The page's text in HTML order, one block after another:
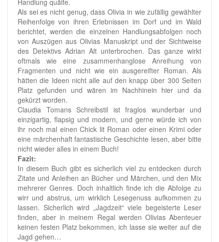
Handlung quälte.
Als sei es nicht genug, dass Olivia in wie zufällig gewählter
Reihenfolge von ihren Erlebnissen im Dorf und im Wald
berichtet, werden die einzelnen Handlungsabfolgen noch
von Auszügen aus Olivias Manuskript und der Sichtweise
des Detektivs Adrian Alt unterbrochen. Das ganze wirkt
oftmals wie eine zusammenhanglose Anreihung von
Fragmenten und nicht wie ein ausgereifter Roman. Als
hätten die Ideen nicht alle auf den knapp über 300 Seiten
Platz gefunden und wären im Nachhinein hier und da
gekürzt worden.
Claudia Tomans Schreibstil ist fraglos wunderbar und
einzigartig, flapsig und modern, und gerne würde ich von
ihr noch mal einen Chick lit Roman oder einen Krimi oder
eine märchenhaft fantastische Geschichte lesen, aber bitte
nicht wieder alles in einem Buch!
Fazit:
In diesem Buch gibt es sicherlich viel zu entdecken durch
Zitate und Anleihen an Bücher und Märchen, und den Mix
mehrerer Genres. Doch inhaltlich finde ich die Abfolge zu
wirr und abstrus, um wirklich Lesegenuss aufkommen zu
lassen. Sicherlich wird „Jagdzeit“ viele begeisterte Leser
finden, aber in meinem Regal werden Olivias Abenteuer
keinen festen Platz bekommen, ich lasse sie weiter auf die
Jagd gehen…